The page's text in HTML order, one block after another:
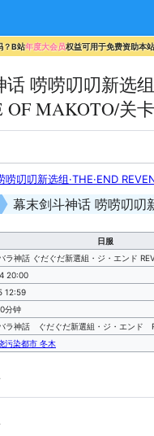
？B站年度大会员权益可用于免费资助本
唠唠叨叨新选组
OF MAKOTO/关
唠叨叨新选组·THE·END
日服
ラ神話 ぐだぐだ新選組・ジ・エンド
20:00
12:59
分钟
ラ神話 ぐだぐだ新選組・ジ・エン
污染都市 冬木